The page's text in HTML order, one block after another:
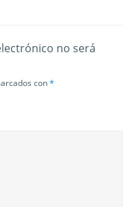
no será
con*